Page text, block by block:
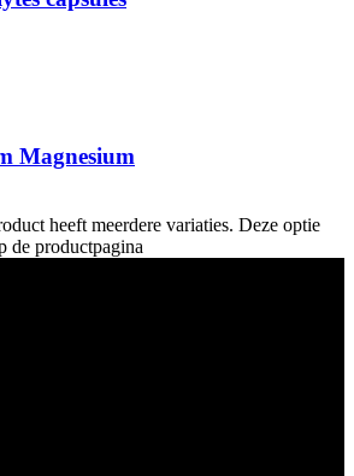
Magnesium
heeft meerdere variaties. Deze optie
de productpagina